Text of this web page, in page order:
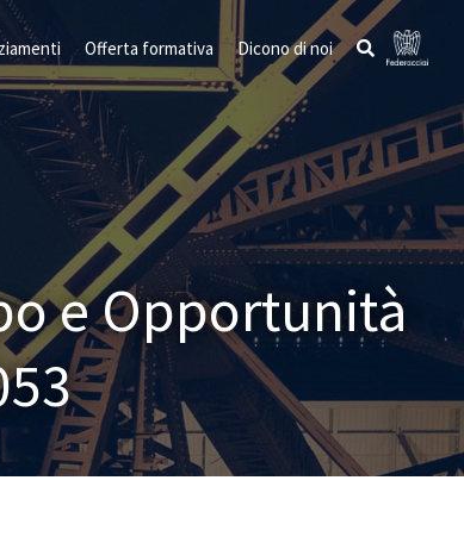
Offerta formativa Dicono di noi
e Opportunità